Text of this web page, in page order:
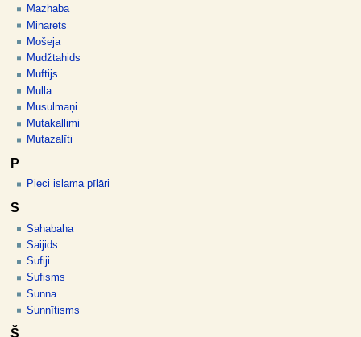
Mazhaba
Minarets
Mošeja
Mudžtahids
Muftijs
Mulla
Musulmaņi
Mutakallimi
Mutazalīti
P
Pieci islama pīlāri
S
Sahabaha
Saijids
Sufiji
Sufisms
Sunna
Sunnītisms
Š